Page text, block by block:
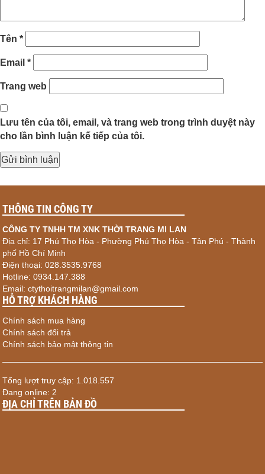
Tên *
Email *
Trang web
Lưu tên của tôi, email, và trang web trong trình duyệt này
cho lần bình luận kế tiếp của tôi.
THÔNG TIN CÔNG TY
CÔNG TY TNHH TM XNK THỜI TRANG MI LAN
Địa chỉ: 17 Phú Thọ Hòa - Phường Phú Thọ Hòa - Tân Phú - Thành
phố Hồ Chí Minh
Điện thoại: 028.3535.9768
Hotline: 0934.147.388
Email: ctythoitrangmilan@gmail.com
HỖ TRỢ KHÁCH HÀNG
Chính sách mua hàng
Chính sách đổi trả
Chính sách bảo mật thông tin
Tổng lượt truy cập: 1.018.557
Đang online: 2
ĐỊA CHỈ TRÊN BẢN ĐỒ